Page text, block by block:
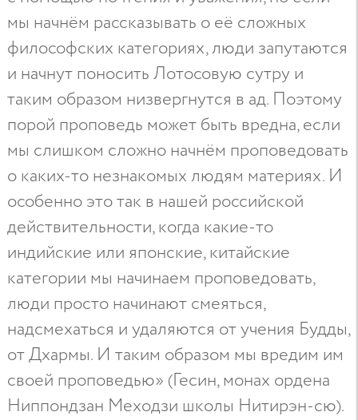
мы начнём рассказывать о её сложных
философских категориях, люди запутаются
и начнут поносить Лотосовую сутру и
таким образом низвергнутся в ад. Поэтому
порой проповедь может быть вредна, если
мы слишком сложно начнём проповедовать
о каких-то незнакомых людям материях. И
особенно это так в нашей российской
действительности, когда какие-то
индийские или японские, китайские
категории мы начинаем проповедовать,
люди просто начинают смеяться,
надсмехаться и удаляются от учения Будды,
от Дхармы. И таким образом мы вредим им
своей проповедью» (Гесин, монах ордена
Ниппондзан Меходзи школы Нитирэн-сю).